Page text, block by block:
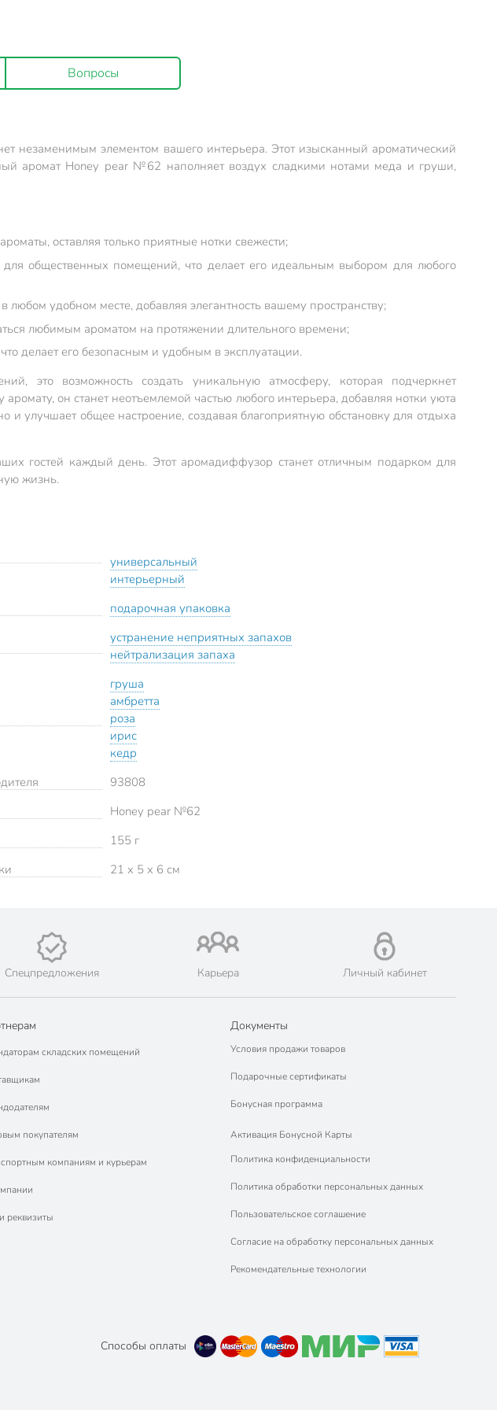
Вопросы
незаменимым элементом вашего интерьера. Этот изысканный ароматический
аромат Honey pear №62 наполняет воздух сладкими нотами меда и груши,
оставляя только приятные нотки свежести;
общественных помещений, что делает его идеальным выбором для любого
удобном месте, добавляя элегантность вашему пространству;
любимым ароматом на протяжении длительного времени;
делает его безопасным и удобным в эксплуатации.
это возможность создать уникальную атмосферу, которая подчеркнет
он станет неотъемлемой частью любого интерьера, добавляя нотки уюта
улучшает общее настроение, создавая благоприятную обстановку для отдыха
гостей каждый день. Этот аромадиффузор станет отличным подарком для
жизнь.
универсальный
интерьерный
подарочная упаковка
устранение неприятных запахов
нейтрализация запаха
груша
амбретта
роза
ирис
кедр
93808
Honey pear №62
155 г
21 x 5 x 6 см
Спецпредложения Карьера Личный кабинет
складских помещений
покупателям
компаниям и курьерам
реквизиты
Документы
Условия продажи товаров
Подарочные сертификаты
Бонусная программа
Активация Бонусной Карты
Политика конфиденциальности
Политика обработки персональных данных
Пользовательское соглашение
Согласие на обработку персональных данных
Рекомендательные технологии
Способы оплаты